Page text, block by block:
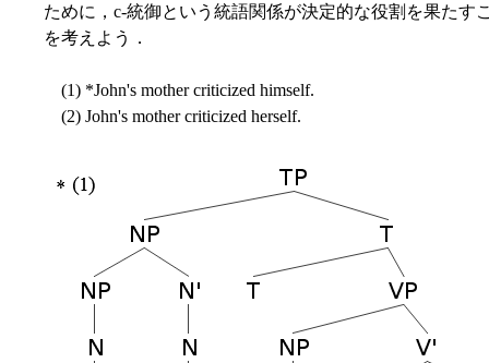
ために，c-統御という統語関係が決定的な役割を果たす
を考えよう．
(1) *John's mother criticized himself.
(2) John's mother criticized herself.